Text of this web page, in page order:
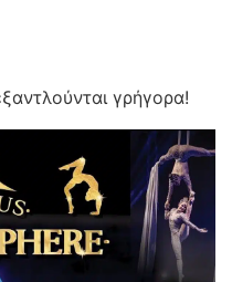
γρήγορα!